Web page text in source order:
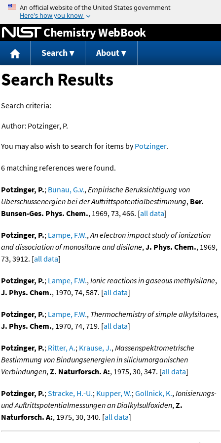
Jump to content
Chemistry WebBook
Search About
Search Results
Search criteria:
Author: Potzinger, P.
You may also wish to search for items byPotzinger.
6 matching references were found.
Potzinger, P.; Bunau, G.v.,Empirische Beruksichtigung von
Uberschussenergien bei der Auftrittspotentialbestimmung, Ber.
Bunsen-Ges. Phys. Chem., 1969, 73, 466. [all data]
Potzinger, P.; Lampe, F.W.,An electron impact study of ionization
and dissociation of monosilane and disilane,J. Phys. Chem., 1969,
73, 3912. [all data]
Potzinger, P.; Lampe, F.W.,Ionic reactions in gaseous methylsilane,
J. Phys. Chem., 1970, 74, 587. [all data]
Potzinger, P.; Lampe, F.W., Thermochemistry of simple alkylsilanes,
J. Phys. Chem., 1970, 74, 719. [all data]
Potzinger, P.; Ritter, A.; Krause, J.,Massenspektrometrische
Bestimmung von Bindungsenergien in siliciumorganischen
Verbindungen,Z. Naturforsch. A:, 1975, 30, 347. [all data]
Potzinger, P.;Stracke, H.-U.; Kupper, W.;Gollnick, K.,Ionisierungs-
und Auftrittspotentialmessungen an Dialkylsulfoxiden,Z.
Naturforsch. A:, 1975, 30, 340. [all data]